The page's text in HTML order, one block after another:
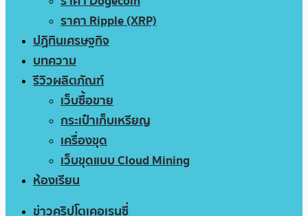
ราคา Ripple (XRP)
ปฏิทินเศรษฐกิจ
บทความ
รีวิวผลิตภัณฑ์
เว็บซื้อขาย
กระเป๋าเก็บเหรียญ
เครื่องขุด
เว็บขุดแบบ Cloud Mining
ห้องเรียน
ข่าวคริปโตเคอเรนซี่